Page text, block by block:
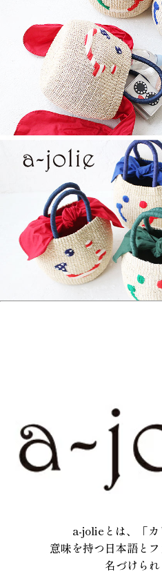
a-jolieとは、「カ
意味を持つ日本語と
名づけられ